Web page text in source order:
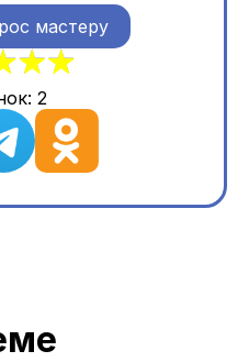
мастеру
2